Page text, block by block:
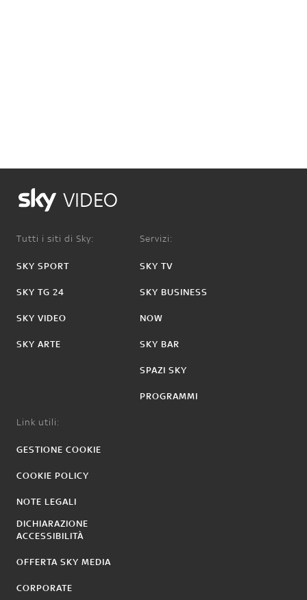
VIDEO
Tutti i siti di Sky:
SKY SPORT
SKY TG 24
SKY VIDEO
SKY ARTE
Servizi:
SKY TV
SKY BUSINESS
NOW
SKY BAR
SPAZI SKY
PROGRAMMI
Link utili:
GESTIONE COOKIE
COOKIE POLICY
NOTE LEGALI
DICHIARAZIONE
ACCESSIBILITÀ
OFFERTA SKY MEDIA
CORPORATE